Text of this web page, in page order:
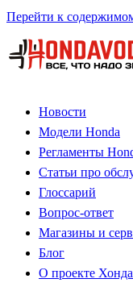
Перейти к
Новости
Модели Honda
Регламенты
Статьи про
Глоссарий
Вопрос-ответ
Магазины и
Блог
О проекте